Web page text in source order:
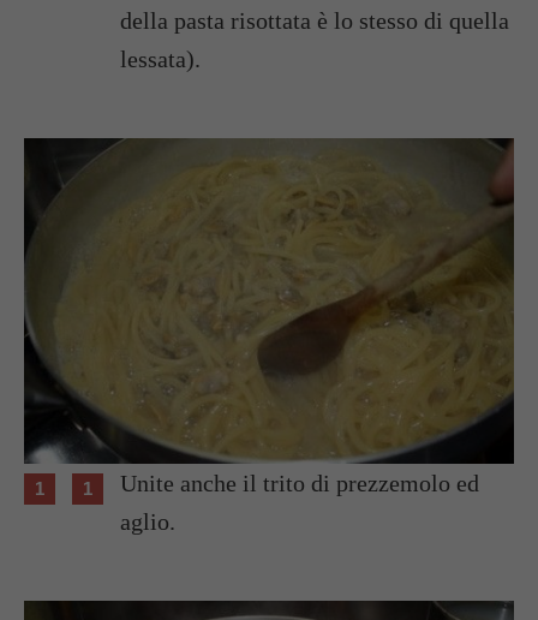
della pasta risottata è lo stesso di quella
lessata).
Unite anche il trito di prezzemolo ed
aglio.